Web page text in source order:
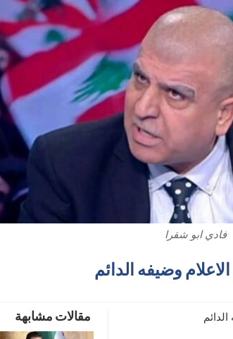
فادي ابو شقرا
وضيفه الدائم
مقالات مشابهة